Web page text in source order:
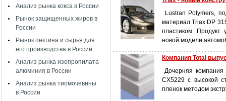
Анализ рынка кокса в России
Рынок защищенных жиров в
России
Рынок пектина и сырья для
его производства в России
Анализ рынка изопропилата
алюминия в России
Анализ рынка тиомочевины
в России
Lustran Polymers,
материал Triax DP
пластиком. Продукт
новой модели
Компания Total
Дочерняя компания
CX5229 с высокой
пленок методом